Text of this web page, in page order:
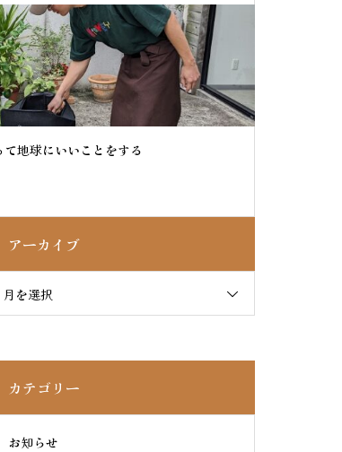
地球にいいことをする
アーカイブ
月を選択
カテゴリー
お知らせ